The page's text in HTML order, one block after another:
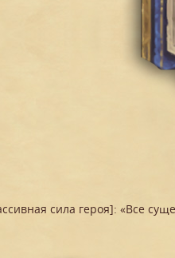
сила героя]: «Все